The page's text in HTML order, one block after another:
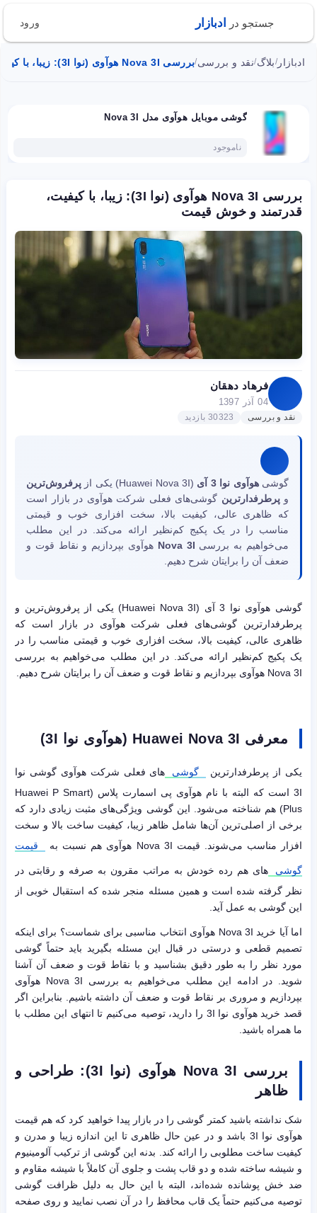
جستجو در ادبازار ورود
ادبازار /بلاگ/نقد و بررسی/بررسی Nova 3I هوآوی (نوا 3I): زیبا، با کیفیت، قدرتمند و خوش قیمت
گوشی موبایل هوآوی مدل Nova 3I
ناموجود
بررسی Nova 3I هوآوی (نوا 3I): زیبا، با کیفیت،
قدرتمند و خوش قیمت
فرهاد دهقان
04 آذر 1397
نقد و بررسی 30323 بازدید
گوشیهوآوی نوا 3 آی (Huawei Nova 3I) یکی از
پرفروش‌ترین
وپرطرفدارترین گوشی‌های فعلی شرکت هوآوی در بازار است
که ظاهری عالی، کیفیت بالا، سخت افزاری خوب و قیمتی
مناسب را در یک پکیج کم‌نظیر ارائه می‌کند. در این مطلب
می‌خواهیم به بررسی Nova 3I هوآوی بپردازیم و نقاط قوت و
ضعف آن را برایتان شرح دهیم.
گوشی هوآوی نوا 3 آی (Huawei Nova 3I) یکی از پرفروش‌ترین و
پرطرفدارترین گوشی‌های فعلی شرکت هوآوی در بازار است که
ظاهری عالی، کیفیت بالا، سخت افزاری خوب و قیمتی مناسب را در
یک پکیج کم‌نظیر ارائه می‌کند. در این مطلب می‌خواهیم به بررسی
Nova 3I هوآوی بپردازیم و نقاط قوت و ضعف آن را برایتان شرح دهیم.
معرفی Huawei Nova 3I (هوآوی نوا 3I
)
یکی از پرطرفدارترین گوشی‌
های فعلی شرکت هوآوی گوشی نوا
3I است که البته با نام هوآوی پی اسمارت پلاس (Huawei P Smart
Plus) هم شناخته می‌شود. این گوشی ویژگی‌های مثبت زیادی دارد که
برخی از اصلی‌ترین آن‌ها شامل ظاهر زیبا، کیفیت ساخت بالا و سخت
افزار مناسب می‌شوند. قیمت Nova 3I هوآوی هم نسبت به
قیمت
گوشی‌
های هم رده خودش به مراتب مقرون به صرفه و رقابتی در
نظر گرفته شده است و همین مسئله منجر شده که استقبال خوبی از
این گوشی به عمل آید.
اما آیا خرید Nova 3I هوآوی انتخاب مناسبی برای شماست؟ برای اینکه
تصمیم قطعی و درستی در قبال این مسئله بگیرید باید حتماً گوشی
مورد نظر را به طور دقیق بشناسید و با نقاط قوت و ضعف آن آشنا
شوید. در ادامه این مطلب می‌‌خواهیم به بررسی Nova 3I هوآوی
بپردازیم و مروری بر نقاط قوت و ضعف آن داشته باشیم. بنابراین اگر
قصد خرید هوآوی نوا 3I را دارید، توصیه می‌کنیم تا انتهای این مطلب با
ما همراه باشید.
بررسی Nova 3I هوآوی (نوا 3I): طراحی و
ظاهر
شک نداشته باشید کمتر گوشی را در بازار پیدا خواهید کرد که هم قیمت
هوآوی نوا 3I باشد و در عین حال ظاهری تا این اندازه زیبا و مدرن و
کیفیت ساخت مطلوبی را ارائه کند. بدنه این گوشی از ترکیب آلومینیوم
و شیشه ساخته شده و دو قاب پشت و جلوی آن کاملاً با شیشه مقاوم و
ضد خش پوشانده شده‌اند، البته با این حال به دلیل ظرافت گوشی
توصیه می‌کنیم حتماً یک قاب محافظ را در آن نصب نمایید و روی صفحه